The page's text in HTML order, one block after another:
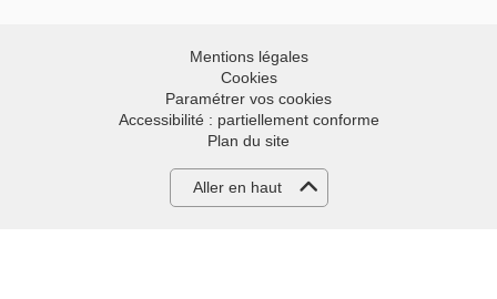
Mentions légales
Cookies
Paramétrer vos cookies
Accessibilité : partiellement conforme
Plan du site
Aller en haut